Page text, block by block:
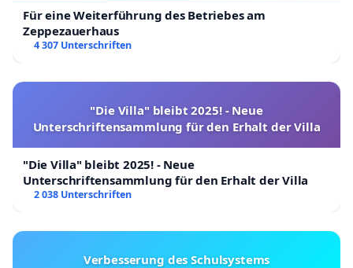
Für eine Weiterführung des Betriebes am
Zeppezauerhaus
4 307 Unterschriften
"Die Villa" bleibt 2025! - Neue
Unterschriftensammlung für den Erhalt der Villa
"Die Villa" bleibt 2025! - Neue
Unterschriftensammlung für den Erhalt der Villa
2 038 Unterschriften
Verbesserung des Schulsystems